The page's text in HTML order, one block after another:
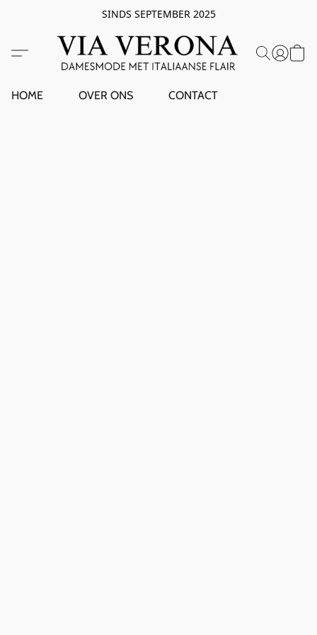
SINDS SEPTEMBER 2025
HOME OVER ONS CONTACT